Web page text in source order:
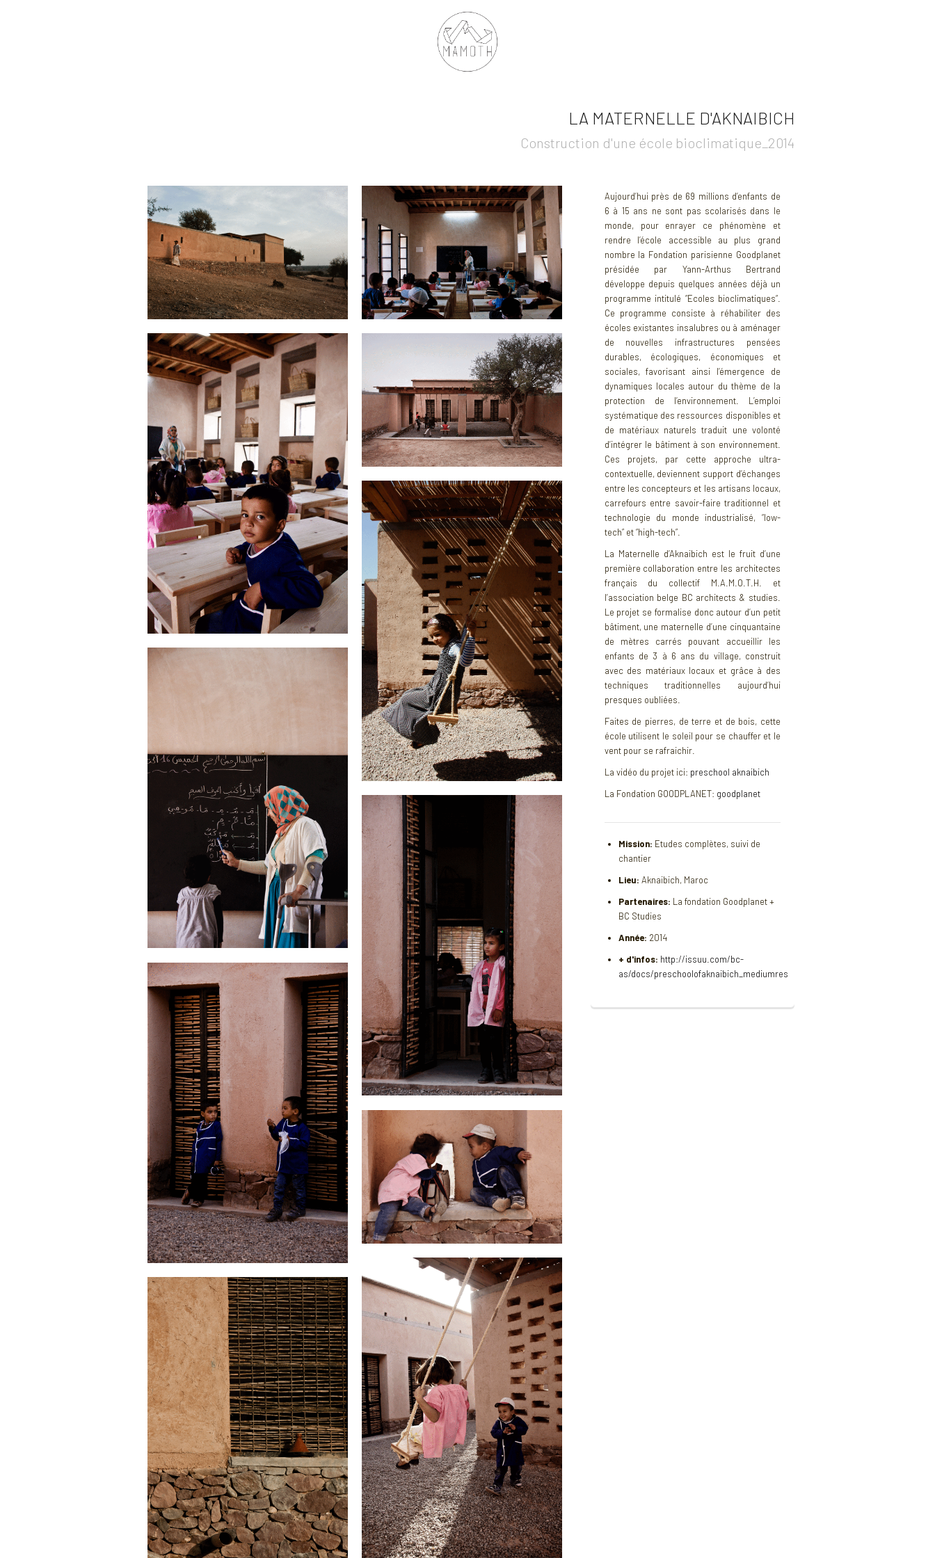
LA MATERNELLE D'AKNAIBICH
Construction d'une école bioclimatique_2014
Aujourd’hui près de 69 millions d’enfants de
6 à 15 ans ne sont pas scolarisés dans le
monde, pour enrayer ce phénomène et
rendre l’école accessible au plus grand
nombre la Fondation parisienne Goodplanet
présidée par Yann-Arthus Bertrand
développe depuis quelques années déjà un
programme intitulé “Ecoles bioclimatiques“.
Ce programme consiste à réhabiliter des
écoles existantes insalubres ou à aménager
de nouvelles infrastructures pensées
durables, écologiques, économiques et
sociales, favorisant ainsi l’émergence de
dynamiques locales autour du thème de la
protection de l’environnement. L’emploi
systématique des ressources disponibles et
de matériaux naturels traduit une volonté
d’intégrer le bâtiment à son environnement.
Ces projets, par cette approche ultra-
contextuelle, deviennent support d’échanges
entre les concepteurs et les artisans locaux,
carrefours entre savoir-faire traditionnel et
technologie du monde industrialisé, “low-
tech” et “high-tech”.
La Maternelle d’Aknaibich est le fruit d’une
première collaboration entre les architectes
français du collectif M.A.M.O.T.H. et
l’association belge BC architects & studies.
Le projet se formalise donc autour d’un petit
bâtiment, une maternelle d’une cinquantaine
de mètres carrés pouvant accueillir les
enfants de 3 à 6 ans du village, construit
avec des matériaux locaux et grâce à des
techniques traditionnelles aujourd’hui
presques oubliées.
Faites de pierres, de terre et de bois, cette
école utilisent le soleil pour se chauffer et le
vent pour se rafraichir.
La vidéo du projet ici: preschool aknaibich
La Fondation GOODPLANET: goodplanet
Mission: Etudes complètes, suivi de
chantier
Lieu: Aknaibich, Maroc
Partenaires: La fondation Goodplanet +
BC Studies
Année: 2014
+ d'infos: http://issuu.com/bc-
as/docs/preschoolofaknaibich_mediumres